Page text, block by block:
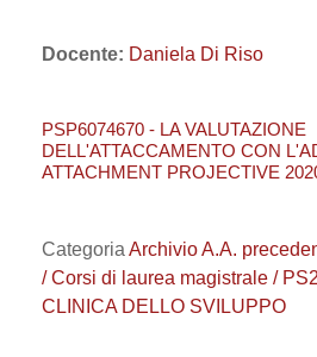
Docente: Daniela Di Riso
PSP6074670 - LA VALUTAZIONE
DELL'ATTACCAMENTO CON
ATTACHMENT PROJECTIVE
Categoria Archivio A.A.
/ Corsi di laurea magistrale /
CLINICA DELLO SVILUPPO